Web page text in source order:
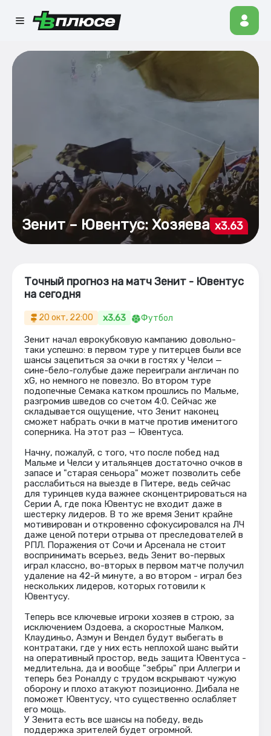
Зенит – Ювентус: Хозяева x3.63
Точный прогноз на матч Зенит - Ювентус
на сегодня
20 окт, 22:00 x3.63 Футбол
Зенит начал еврокубковую кампанию довольно-
таки успешно: в первом туре у питерцев были все
шансы зацепиться за очки в гостях у Челси —
сине-бело-голубые даже переиграли англичан по
xG, но немного не повезло. Во втором туре
подопечные Семака катком прошлись по Мальме,
разгромив шведов со счетом 4:0. Сейчас же
складывается ощущение, что Зенит наконец
сможет набрать очки в матче против именитого
соперника. На этот раз — Ювентуса.
Начну, пожалуй, с того, что после побед над
Мальме и Челси у итальянцев достаточно очков в
запасе и "старая сеньора" может позволить себе
расслабиться на выезде в Питере, ведь сейчас
для туринцев куда важнее сконцентрироваться на
Серии А, где пока Ювентус не входит даже в
шестерку лидеров. В то же время Зенит крайне
мотивирован и откровенно сфокусировался на ЛЧ
даже ценой потери отрыва от преследователей в
РПЛ. Поражения от Сочи и Арсенала не стоит
воспринимать всерьез, ведь Зенит во-первых
играл классно, во-вторых в первом матче получил
удаление на 42-й минуте, а во втором - играл без
нескольких лидеров, которых готовили к
Ювентусу.
Теперь все ключевые игроки хозяев в строю, за
исключением Оздоева, а скоростные Малком,
Клаудиньо, Азмун и Вендел будут выбегать в
контратаки, где у них есть неплохой шанс выйти
на оперативный простор, ведь защита Ювентуса -
медлительна, да и вообще "зебры" при Аллегри и
теперь без Роналду с трудом вскрывают чужую
оборону и плохо атакуют позиционно. Дибала не
поможет Ювентусу, что существенно ослабляет
его мощь.
У Зенита есть все шансы на победу, ведь
поддержка зрителей будет огромной.